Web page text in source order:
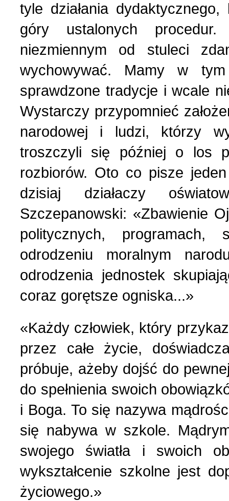
Polacy, których poznać
Polityka (10)
Polski biznes w
Pomoc charytatywna (1)
Prezentacja (5)
Realia ukraińskie (17)
Rocznice (1)
Spotkania (1)
Strona poetycka (1)
Strona religijna (18)
Sylwetki znanych ludzi
Szkolnictwo (14)
U naszych sąsiadów (9)
Wojna rosyjsko-
1 (144) 2021 r. (12)
4 (143) 2020 r. (1)
3 (142) 2020 r. (3)
2 (141) 2020 r. (2)
tyle działania
góry ustalonych
niezmiennym od stuleci
wychowywać. Mamy w
sprawdzone tradycje i wcale
Wystarczy przypomnieć
narodowej i ludzi, którzy
troszczyli się później o los
rozbiorów. Oto co pisze
dzisiaj działaczy
Szczepanowski: «Zbawienie
politycznych,
odrodzeniu moralnym
odrodzenia jednostek
coraz gorętsze ogniska...»
«Każdy człowiek, który
przez całe życie,
próbuje, ażeby dojść do
do spełnienia swoich
i Boga. To się nazywa
się nabywa w szkole.
swojego światła i swoich
wykształcenie szkolne jest
życiowego.»